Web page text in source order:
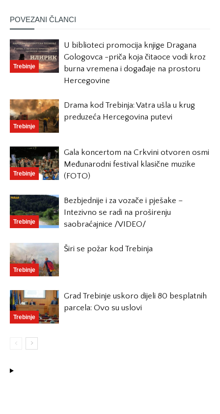
POVEZANI ČLANCI
Trebinje
U biblioteci promocija knjige Dragana
Gologovca -priča koja čitaoce vodi kroz
burna vremena i događaje na prostoru
Hercegovine
Trebinje
Drama kod Trebinja: Vatra ušla u krug
preduzeća Hercegovina putevi
Trebinje
Gala koncertom na Crkvini otvoren osmi
Međunarodni festival klasične muzike
(FOTO)
Trebinje
Bezbjednije i za vozače i pješake –
Intezivno se radi na proširenju
saobraćajnice /VIDEO/
Trebinje
Širi se požar kod Trebinja
Trebinje
Grad Trebinje uskoro dijeli 80 besplatnih
parcela: Ovo su uslovi